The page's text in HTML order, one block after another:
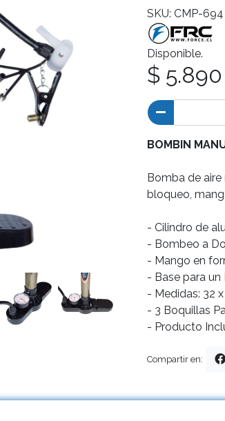
SKU: CMP-694
Disponible.
$ 5.890
BOMBIN
Bomba de
bloqueo,
- Cilindro de
- Bombeo a
- Mango en
- Base para
- Medidas: 32
- 3 Boquillas
- Producto
Compartir en: